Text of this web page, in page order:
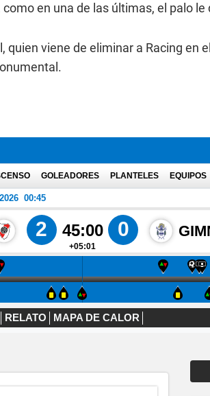
en una de las últimas, el palo le
quien viene de eliminar a Racing en